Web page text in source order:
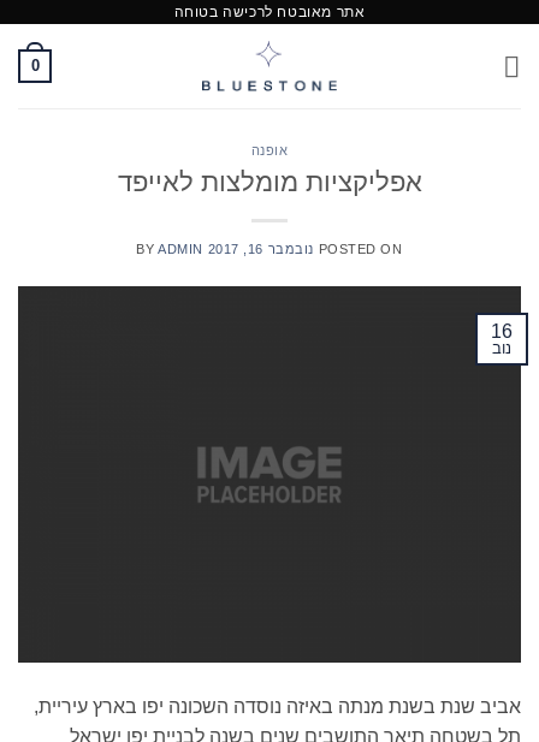
content
אתר מאובטח לרכישה בטוחה
0
אופנה
אפליקציות מומלצות לאייפד
POSTED ON נובמבר 16, 2017 BYADMIN
16
נוב
אביב שנת בשנת מנתה באיזה נוסדה השכונה יפו בארץ עיריית,
תל בשטחה תיאר התושבים שנים בשנה לבניית יפו ישראל